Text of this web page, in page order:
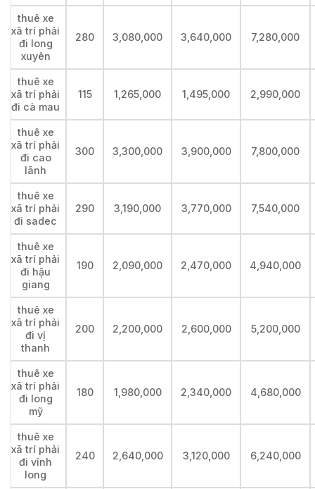
thuê xe
xã trí phải
đi long
xuyên
280 3,080,000 3,640,000 7,280,000
thuê xe
xã trí phải
đi cà mau
115 1,265,000 1,495,000 2,990,000
thuê xe
xã trí phải
đi cao
lãnh
300 3,300,000 3,900,000 7,800,000
thuê xe
xã trí phải
đi sadec
290 3,190,000 3,770,000 7,540,000
thuê xe
xã trí phải
đi hậu
giang
190 2,090,000 2,470,000 4,940,000
thuê xe
xã trí phải
đi vị
thanh
200 2,200,000 2,600,000 5,200,000
thuê xe
xã trí phải
đi long
mỹ
180 1,980,000 2,340,000 4,680,000
thuê xe
xã trí phải
đi vĩnh
long
240 2,640,000 3,120,000 6,240,000